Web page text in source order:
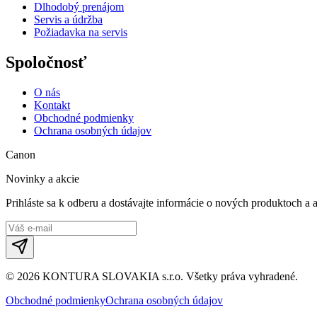
Dlhodobý prenájom
Servis a údržba
Požiadavka na servis
Spoločnosť
O nás
Kontakt
Obchodné podmienky
Ochrana osobných údajov
Canon
Novinky a akcie
Prihláste sa k odberu a dostávajte informácie o nových produktoch a
© 2026 KONTURA SLOVAKIA s.r.o. Všetky práva vyhradené.
Obchodné podmienkyOchrana osobných údajov